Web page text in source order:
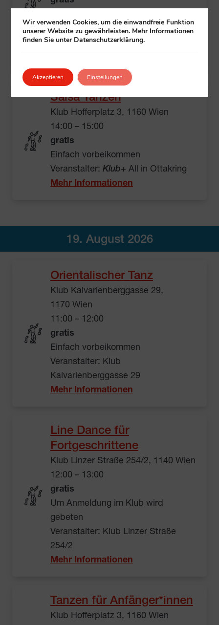
Veranstalter: Klub Weimarer Straße
8-10
Salsa Tanzen
Klub Hofferplatz 3, 1160 Wien
14:00 – 15:00
gratis
Einfach vorbeikommen
Veranstalter: Klub+ All in Ottakring
Mehr Informationen
19. August 2026
Orientalischer Tanz
Klub Kalvarienberggasse 29,
1170 Wien
11:00 – 12:00
gratis
Einfach vorbeikommen
Veranstalter: Klub
Kalvarienberggasse 29
Mehr Informationen
Line Dance für
Fortgeschrittene
Klub Linzer Straße 254/2, 1140 Wien
12:00 – 13:00
gratis
Um Anmeldung im Klub wird
gebeten
Veranstalter: Klub Linzer Straße
254/2
Mehr Informationen
Tanzen für Anfänger*innen
Klub Hofferplatz 3, 1160 Wien
Wir verwenden Cookies, um die einwandfreie Funktion
unserer Website zu gewährleisten. Mehr Informationen
finden Sie unter Datenschutzerklärung.
Akzeptieren Einstellungen